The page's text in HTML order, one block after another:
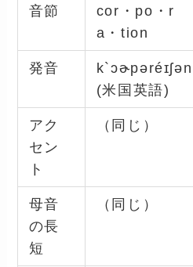
音節
cor・po・r
a・tion
発音
k`ɔɚpəréɪʃən
(米国英語)
アク
セン
ト
（同じ）
母音
の長
短
（同じ）